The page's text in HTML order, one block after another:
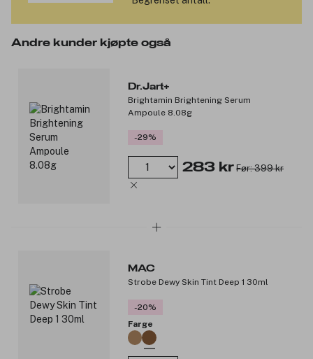
Andre kunder kjøpte også
Dr.Jart+
Brightamin Brightening Serum
Ampoule 8.08g
-29%
283 kr Før: 399 kr
MAC
Strobe Dewy Skin Tint Deep 1 30ml
-20%
Farge